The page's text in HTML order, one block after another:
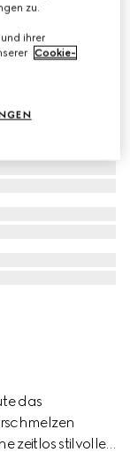
das
zeitlos stilvolle
zu.
ihrer
Cookie-